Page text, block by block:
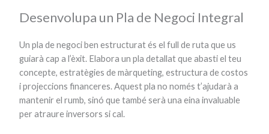
Desenvolupa un Pla de Negoci Integral
Un pla de negoci ben estructurat és el full de ruta que us
guiarà cap a l’èxit. Elabora un pla detallat que abasti el teu
concepte, estratègies de màrqueting, estructura de costos
i projeccions financeres. Aquest pla no només t’ajudarà a
mantenir el rumb, sinó que també serà una eina invaluable
per atraure inversors si cal.